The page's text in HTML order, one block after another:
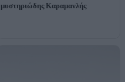
μυστηριώδης Καραμανλής